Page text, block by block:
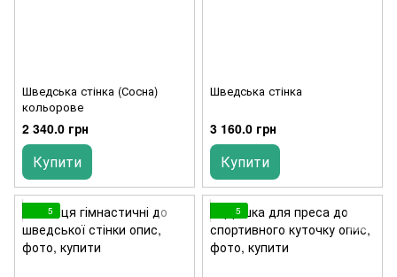
Шведська стінка (Сосна)
кольорове
2 340.0 грн
Купити
Шведська стінка
3 160.0 грн
Купити
5 5